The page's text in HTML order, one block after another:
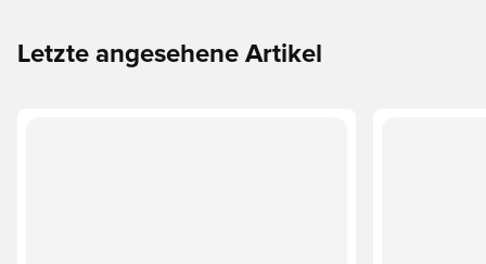
Letzte angesehene Artikel